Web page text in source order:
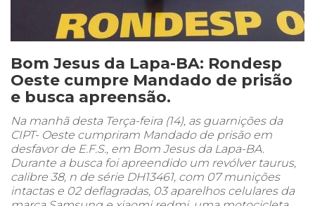
Bom Jesus da Lapa-BA: Rondesp
Oeste cumpre Mandado de prisão
e busca apreensão.
Na manhã desta Terça-feira (14), as guarnições da
CIPT- Oeste cumpriram Mandado de prisão em
desfavor de E.F.S., em Bom Jesus da Lapa-BA.
Durante a busca foi apreendido um revólver taurus,
calibre 38, n de série DH13461, com 07 munições
intactas e 02 deflagradas, 03 aparelhos celulares da